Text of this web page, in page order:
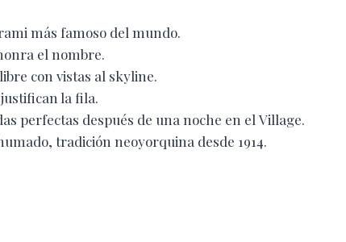
más famoso del mundo.
el nombre.
con vistas al skyline.
la fila.
perfectas después de una noche en el Village.
tradición neoyorquina desde 1914.